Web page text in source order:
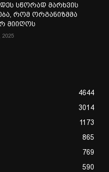
სწორად მარხვის
რომ ორგანიზმმა
მიიღოს
4644
3014
1173
865
769
590